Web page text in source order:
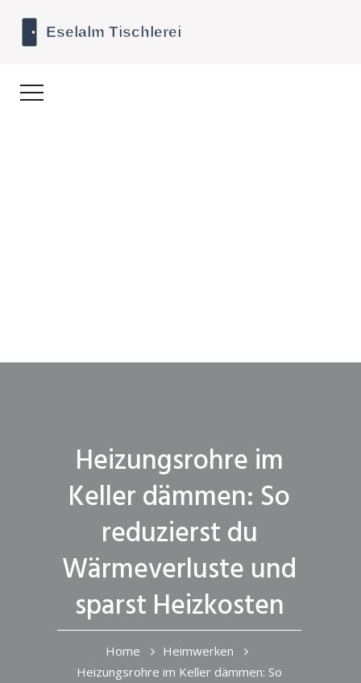
Heizungsrohre im
Keller dämmen: So
reduzierst du
Wärmeverluste und
sparst Heizkosten
Home
Heimwerken
Heizungsrohre im Keller dämmen: So